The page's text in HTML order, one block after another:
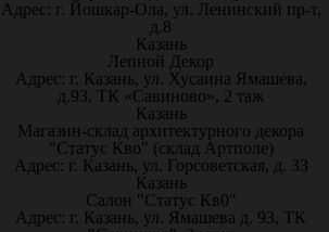
Адрес: г. Йошкар-Ола, ул. Ленинский пр-т,
д.8
Казань
Лепной Декор
Адрес: г. Казань, ул. Хусаина Ямашева,
д.93, ТК «Савиново», 2 таж
Казань
Магазин-склад архитектурного декора
"Статус Кво" (склад Артполе)
Адрес: г. Казань, ул. Горсоветская, д. 33
Казань
Салон "Статус Кв0"
Адрес: г. Казань, ул. Ямашева д. 93, ТК